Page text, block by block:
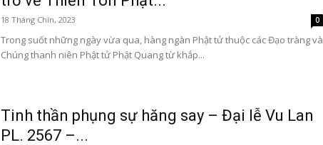
18 Tháng Chín, 2023 0
Trong suốt những ngày vừa qua, hàng ngàn Phật tử thuộc các Đạo tràng và
Chúng thanh niên Phật tử Phật Quang từ khắp...
Tinh thần phụng sự hăng say – Đại lễ Vu Lan
PL. 2567 –...